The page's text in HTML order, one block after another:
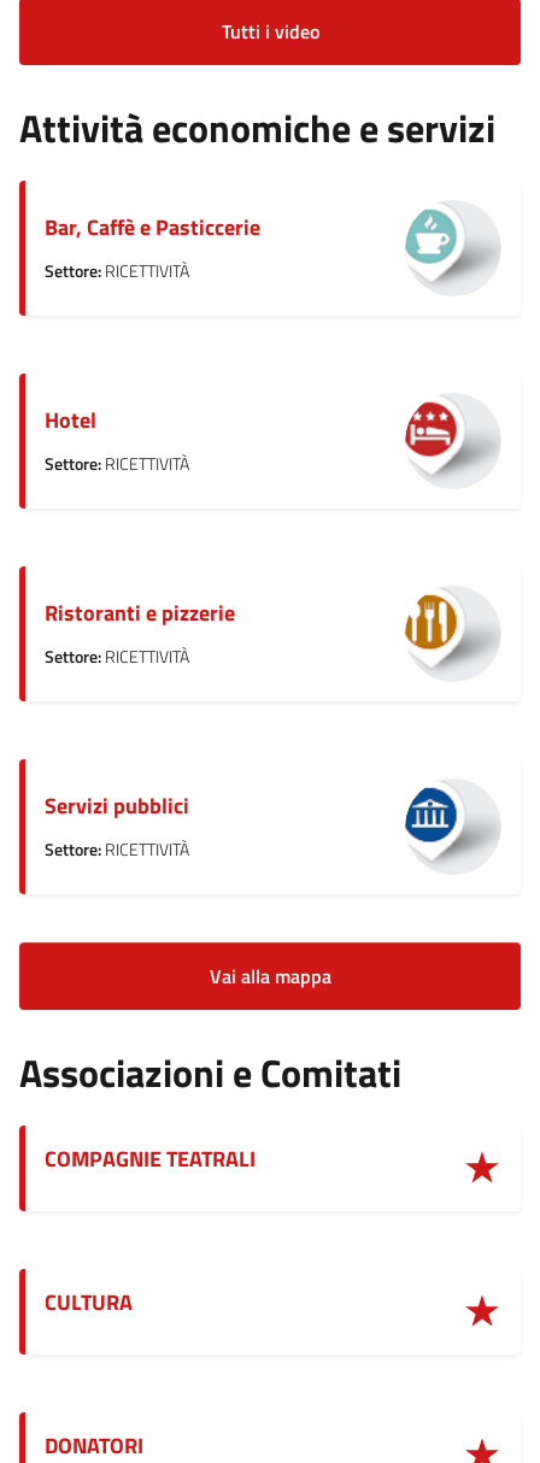
Tutti i video
Attività economiche e servizi
Bar, Caffè e Pasticcerie
Settore:RICETTIVITÀ
Hotel
Settore:RICETTIVITÀ
Ristoranti e pizzerie
Settore:RICETTIVITÀ
Servizi pubblici
Settore:RICETTIVITÀ
Vai alla mappa
Associazioni e Comitati
COMPAGNIE TEATRALI
CULTURA
DONATORI